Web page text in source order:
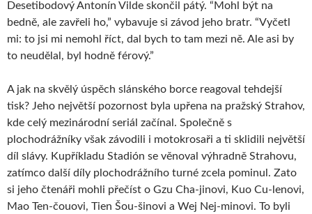
Desetibodový Antonín Vilde skončil pátý. “Mohl být na
bedně, ale zavřeli ho,” vybavuje si závod jeho bratr. “Vyčetl
mi: to jsi mi nemohl říct, dal bych to tam mezi ně. Ale asi by
to neudělal, byl hodně férový.”
A jak na skvělý úspěch slánského borce reagoval tehdejší
tisk? Jeho největší pozornost byla upřena na pražský Strahov,
kde celý mezinárodní seriál začínal. Společně s
plochodrážníky však závodili i motokrosaři a ti sklidili největší
díl slávy. Kupříkladu Stadión se věnoval výhradně Strahovu,
zatímco další díly plochodrážního turné zcela pominul. Zato
si jeho čtenáři mohli přečíst o Gzu Cha-jinovi, Kuo Cu-lenovi,
Mao Ten-čouovi, Tien Šou-šinovi a Wej Nej-minovi. To byli